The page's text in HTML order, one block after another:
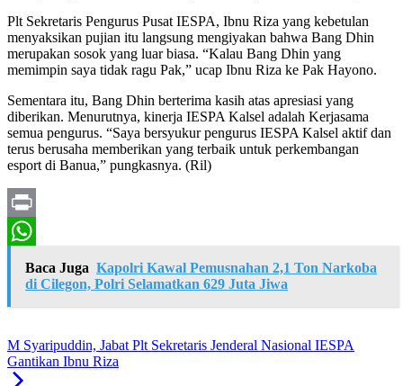
Plt Sekretaris Pengurus Pusat IESPA, Ibnu Riza yang kebetulan
menyaksikan pujian itu langsung mengiyakan bahwa Bang Dhin
merupakan sosok yang luar biasa. “Kalau Bang Dhin yang
memimpin saya tidak ragu Pak,” ucap Ibnu Riza ke Pak Hayono.
Sementara itu, Bang Dhin berterima kasih atas apresiasi yang
diberikan. Menurutnya, kinerja IESPA Kalsel adalah Kerjasama
semua pengurus. “Saya bersyukur pengurus IESPA Kalsel aktif dan
terus berusaha memberikan yang terbaik untuk perkembangan
esport di Banua,” pungkasnya. (Ril)
Print
WhatsApp
Baca Juga Kapolri Kawal Pemusnahan 2,1 Ton Narkoba
di Cilegon, Polri Selamatkan 629 Juta Jiwa
M Syaripuddin, Jabat Plt Sekretaris Jenderal Nasional IESPA
Gantikan Ibnu Riza